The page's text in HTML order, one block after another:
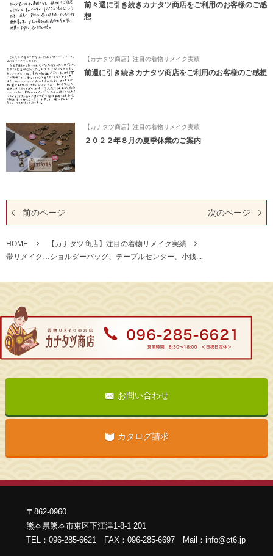
前々週に引き続きカナタツ商店をご利用のお客様のご感
想
【カナタツ商店】注目の着物リメイク実績
前週に引き続きカナタツ商店をご利用のお客様のご感想
【カナタツ商店】注目の着物リメイク実績
２０２２年８月の夏季休業のご案内
前のページ 次のページ
HOME
【カナタツ商店】注目の着物リメイク実績
帯リメイク…ショルダーバッグ、テーブルセンター、小銭...
お問い合わせ
カタログ請求
〒862-0960
熊本県熊本市東区下江津1-8-1 201
TEL：096-285-6621 FAX：096-285-6697 Mail：info@ct6.jp